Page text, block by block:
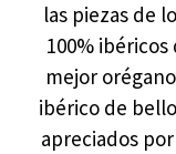
las piezas de
100%
mejor
ibérico de
apreciados